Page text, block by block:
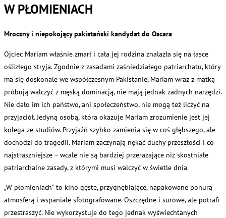
W PŁOMIENIACH
Mroczny i niepokojący pakistański kandydat do Oscara
Ojciec Mariam właśnie zmarł i cała jej rodzina znalazła się na łasce
oślizłego stryja. Zgodnie z zasadami zaśniedziałego patriarchatu, który
ma się doskonale we współczesnym Pakistanie, Mariam wraz z matką
próbują walczyć z męską dominacją, nie mają jednak żadnych narzędzi.
Nie dało im ich państwo, ani społeczeństwo, nie mogą też liczyć na
przyjaciół. Jedyną osobą, która okazuje Mariam zrozumienie jest jej
kolega ze studiów. Przyjaźń szybko zamienia się w coś głębszego, ale
dochodzi do tragedii. Mariam zaczynają nękać duchy przeszłości i co
najstraszniejsze – wcale nie są bardziej przerażające niż skostniałe
patriarchalne zasady, z którymi musi walczyć w świetle dnia.
„W płomieniach” to kino gęste, przygnębiające, napakowane ponurą
atmosferą i wspaniale sfotografowane. Oszczędne i surowe, ale potrafi
przestraszyć. Nie wykorzystuje do tego jednak wyświechtanych